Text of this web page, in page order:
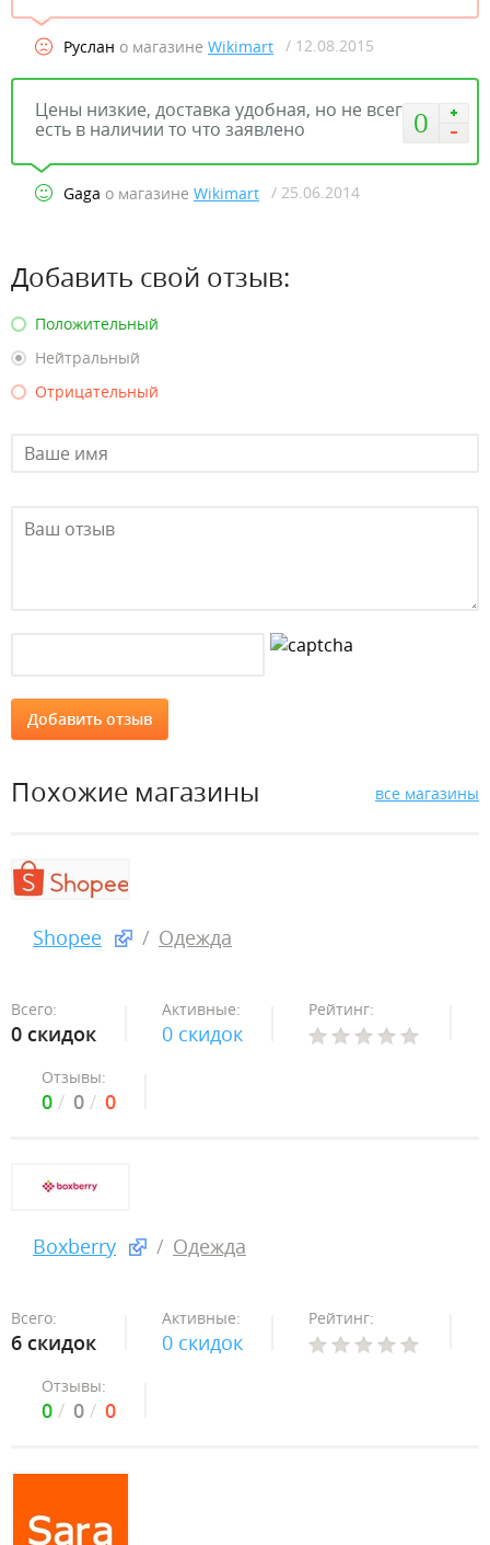
Руслан о магазине Wikimart / 12.08.2015
0
Цены низкие, доставка удобная, но не всегда
есть в наличии то что заявлено
Gaga о магазине Wikimart / 25.06.2014
Добавить свой отзыв:
Положительный
Нейтральный
Отрицательный
Похожие магазины все магазины
Shopee Одежда
Всего:
0 скидок
Активные:
0 скидок
Рейтинг:
Отзывы:
0 0 0
Boxberry Одежда
Всего:
6 скидок
Активные:
0 скидок
Рейтинг:
Отзывы:
0 0 0